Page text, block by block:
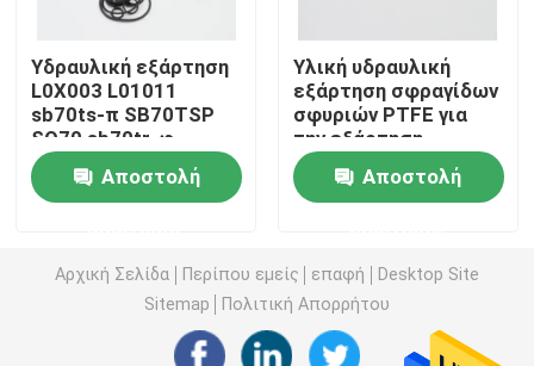
Εξάρτηση σφραγίδων της KOMATSU
Υδραυλική σφραγίδα ράβδων
Υδραυλικό παρέμβυσμα ελαίου
Υδραυλική σφραγίδα σκόνης
Υδραυλική σφραγίδα εμβόλων
Υδραυλική εξάρτηση
L0X003 L01011
sb70ts-π SB70TSP
SQ70 sb70tr-φ
SB70TRF σφραγίδων
διακοπτών SOOSAN
SB70
Αποστολή
Υλική υδραυλική
εξάρτηση σφραγίδων
σφυριών PTFE για
την εξάρτηση
διακοπτών βράχου
Damo DMB 70
Αποστολή
Αρχική Σελίδα Περίπου εμείς επαφή
Desktop Site
Sitemap
Πολιτική Απορρήτου